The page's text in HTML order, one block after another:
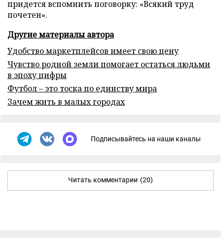
придется вспомнить поговорку: «Всякий труд
почетен».
Другие материалы автора
Удобство маркетплейсов имеет свою цену
Чувство родной земли помогает остаться людьми
в эпоху цифры
Футбол – это тоска по единству мира
Зачем жить в малых городах
Подписывайтесь на наши каналы
Читать комментарии (20)